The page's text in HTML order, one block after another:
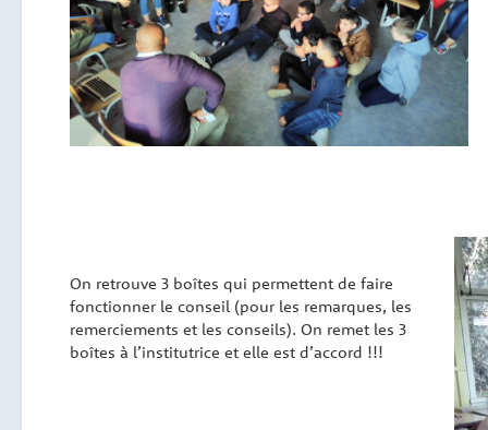
On retrouve 3 boîtes qui permettent de faire
fonctionner le conseil (pour les remarques, les
remerciements et les conseils). On remet les 3
boîtes à l’institutrice et elle est d’accord !!!